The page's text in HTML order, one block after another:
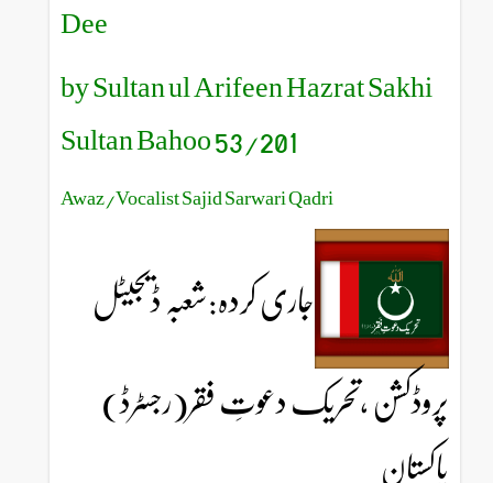
Dee
by Sultan ul Arifeen Hazrat Sakhi
Sultan Bahoo 53/201
Awaz/Vocalist Sajid Sarwari Qadri
جاری کردہ:شعبہ ڈیجیٹل
پروڈکشن ،تحریک دعوتِ فقر(رجسٹرڈ)
پاکستان